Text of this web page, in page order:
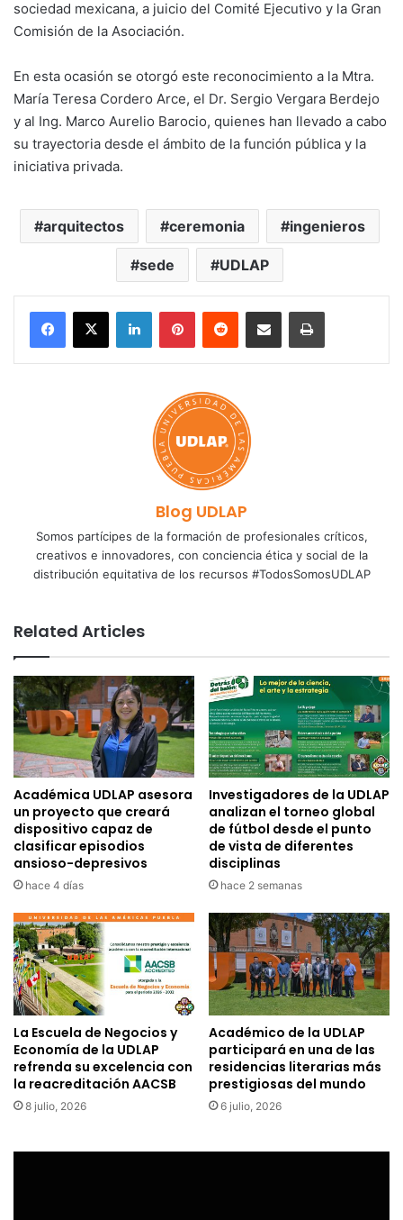
sociedad mexicana, a juicio del Comité Ejecutivo y la Gran
Comisión de la Asociación.
En esta ocasión se otorgó este reconocimiento a la Mtra.
María Teresa Cordero Arce, el Dr. Sergio Vergara Berdejo
y al Ing. Marco Aurelio Barocio, quienes han llevado a cabo
su trayectoria desde el ámbito de la función pública y la
iniciativa privada.
arquitectos ceremonia ingenieros
sede UDLAP
LinkedInPinterestReddit Share via Email Print
Blog UDLAP
Somos partícipes de la formación de profesionales críticos,
creativos e innovadores, con conciencia ética y social de la
distribución equitativa de los recursos #TodosSomosUDLAP
Related Articles
Académica UDLAP asesora
un proyecto que creará
dispositivo capaz de
clasificar episodios
ansioso-depresivos
hace 4 días
Investigadores de la UDLAP
analizan el torneo global
de fútbol desde el punto
de vista de diferentes
disciplinas
hace 2 semanas
La Escuela de Negocios y
Economía de la UDLAP
refrenda su excelencia con
la reacreditación AACSB
8 julio, 2026
Académico de la UDLAP
participará en una de las
residencias literarias más
prestigiosas del mundo
6 julio, 2026